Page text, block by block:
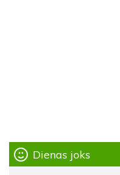
Dienas joks